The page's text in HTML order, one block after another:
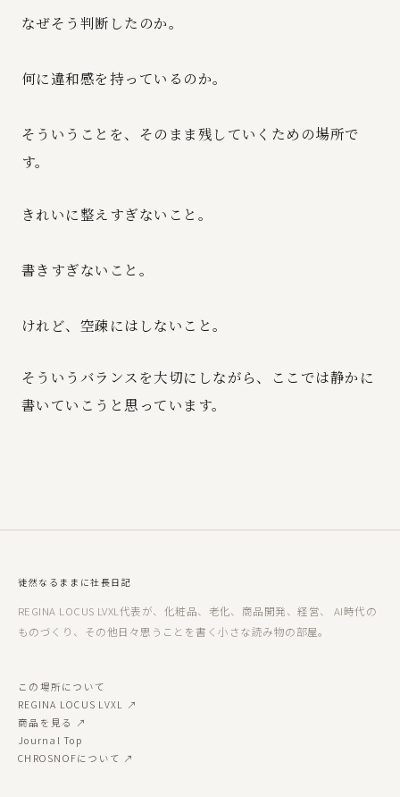
なぜそう判断したのか。
何に違和感を持っているのか。
そういうことを、そのまま残していくための場所で
す。
きれいに整えすぎないこと。
書きすぎないこと。
けれど、空疎にはしないこと。
そういうバランスを大切にしながら、ここでは静かに
書いていこうと思っています。
徒然なるままに社長日記
REGINA LOCUS LVXL代表が、化粧品、老化、商品開発、経営、 AI時代の
ものづくり、その他日々思うことを書く小さな読み物の部屋。
この場所について
REGINA LOCUS LVXL ↗
商品を見る ↗
Journal Top
CHROSNOFについて ↗